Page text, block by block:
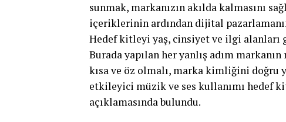
sunmak, markanızın akılda kalmasını
içeriklerinin ardından dijital
Hedef kitleyi yaş, cinsiyet ve ilgi
Burada yapılan her yanlış adım
kısa ve öz olmalı, marka kimliğini doğru
etkileyici müzik ve ses kullanımı hedef
açıklamasında bulundu.